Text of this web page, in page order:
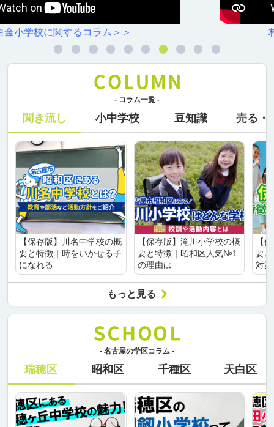
村雲小学校に関するコラム＞＞
- コラム一覧 -
聞き流し 小中学校 豆知識 売る・
【保存版】川名中学校の概
要と特徴｜時をいかせる子
になれる
【保存版】滝川小学校の概
要と特徴｜昭和区人気№1
の理由は
【
要
対
もっと見る
- 名古屋の学区コラム -
瑞穂区 昭和区 千種区 天白区